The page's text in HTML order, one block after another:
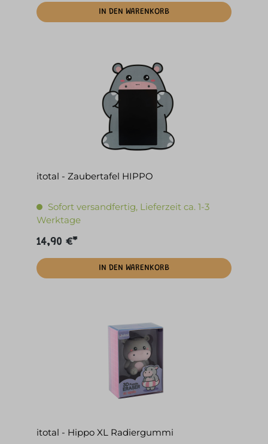
IN DEN WARENKORB
itotal - Zaubertafel HIPPO
Sofort versandfertig, Lieferzeit ca. 1-3
Werktage
14,90 €*
IN DEN WARENKORB
itotal - Hippo XL Radiergummi